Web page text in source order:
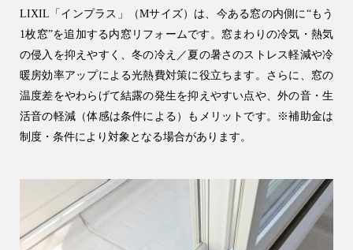
LIXIL「インプラス」（Mサイズ）は、今ある窓の内側に“もう
1枚窓”を追加する内窓リフォームです。窓まわりの冷気・熱気
の侵入を抑えやすく、冬の冷え／夏の暑さのストレス軽減や冷
暖房効率アップによる光熱費対策に役立ちます。さらに、窓の
温度差をやわらげて結露の発生を抑えやすい点や、外の音・生
活音の軽減（体感は条件による）もメリットです。※補助金は
制度・条件により対象となる場合があります。